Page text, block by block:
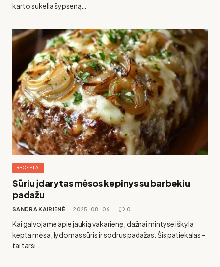
karto sukelia šypseną…
RECEPTAI
Sūriu įdarytas mėsos kepinys su barbekiu
padažu
SANDRA KAIRIENĖ 2025-08-06 0
Kai galvojame apie jaukią vakarienę, dažnai mintyse iškyla
kepta mėsa, lydomas sūris ir sodrus padažas. Šis patiekalas –
tai tarsi…